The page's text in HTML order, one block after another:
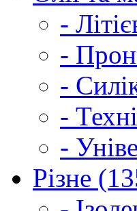
-
-
-
-
-
Різне